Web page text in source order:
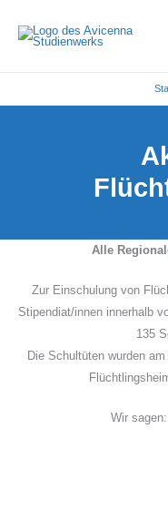
Inhalt
Alle
Zur Einschulung von
Stipendiat/innen innerhalb
135
Die Schultüten wurden
Wir